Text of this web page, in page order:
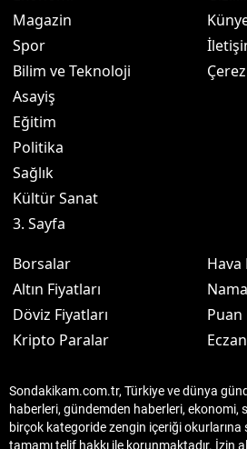
Magazin
Spor
Bilim ve Teknoloji
Asayiş
Eğitim
Politika
Sağlık
Kültür Sanat
3. Sayfa
Borsalar
Altın Fiyatları
Döviz Fiyatları
Kripto Paralar
Sondakikam.com.tr, Türkiye ve dünya
haberleri, gündemden haberleri, ekonomi,
birçok kategoride zengin içeriği okurlarına
tamamı telif hakkı ile korunmaktadır. İzin